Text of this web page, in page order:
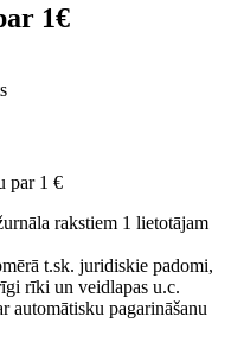
1€
par 1 €
rakstiem 1 lietotājam
t.sk. juridiskie padomi,
rīki un veidlapas u.c.
automātisku pagarināšanu